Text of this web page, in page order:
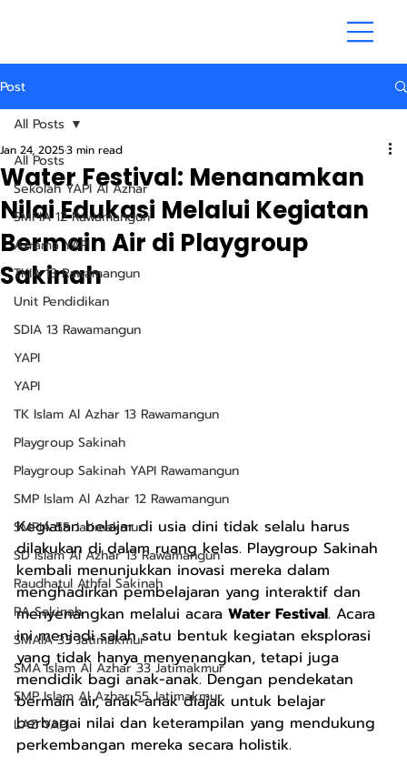
Post
All Posts
Sekolah YAPI Al Azhar
SMPIA 12 Rawamangun
Asrama YAPI
TKIA 13 Rawamangun
Unit Pendidikan
SDIA 13 Rawamangun
YAPI
YAPI
TK Islam Al Azhar 13 Rawamangun
Playgroup Sakinah
Playgroup Sakinah YAPI Rawamangun
SMP Islam Al Azhar 12 Rawamangun
SMPIA 55 Jatimakmur
SD Islam Al Azhar 13 Rawamangun
Raudhatul Athfal Sakinah
RA Sakinah
SMAIA 33 Jatimakmur
SMA Islam Al Azhar 33 Jatimakmur
SMP Islam Al Azhar 55 Jatimakmur
LAZ YAPI
All Posts
Water Festival: Menanamkan
Nilai Edukasi Melalui Kegiatan
Bermain Air di Playgroup
Sakinah
Jan 24, 20253 min read
Kegiatan belajar di usia dini tidak selalu harus
dilakukan di dalam ruang kelas. Playgroup Sakinah
kembali menunjukkan inovasi mereka dalam
menghadirkan pembelajaran yang interaktif dan
menyenangkan melalui acara Water Festival. Acara
ini menjadi salah satu bentuk kegiatan eksplorasi
yang tidak hanya menyenangkan, tetapi juga
mendidik bagi anak-anak. Dengan pendekatan
bermain air, anak-anak diajak untuk belajar
berbagai nilai dan keterampilan yang mendukung
perkembangan mereka secara holistik.